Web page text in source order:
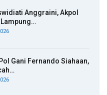
Anggraini, Akpol
Gani Fernando Siahaan,